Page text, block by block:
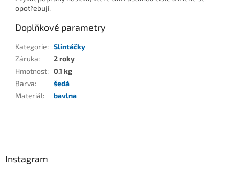
opotřebují.
Doplňkové parametry
Kategorie: Slintáčky
Záruka:
2 roky
Hmotnost: 0.1 kg
Barva:
šedá
Materiál: bavlna
Instagram